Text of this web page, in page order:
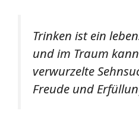
Trinken ist ein
und im Traum
verwurzelte
Freude und